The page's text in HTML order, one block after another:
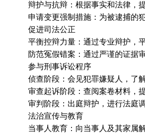
辩护与抗辩：根据事实和法律，
申请变更强制措施：为被逮捕的
促进司法公正
平衡控辩力量：通过专业辩护，
防范冤假错案：通过严谨的证据
参与刑事诉讼程序
侦查阶段：会见犯罪嫌疑人，了
审查起诉阶段：查阅案卷材料，
审判阶段：出庭辩护，进行法庭
法治宣传与教育
当事人教育：向当事人及其家属